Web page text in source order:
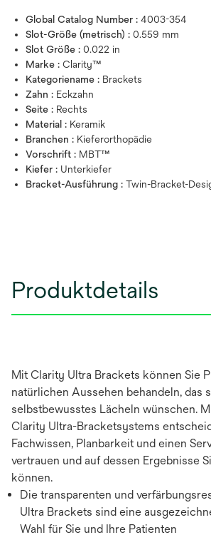
Global Catalog Number : 4003-354
Slot-Größe (metrisch) : 0.559 mm
Slot Größe : 0.022 in
Marke : Clarity™
Kategoriename : Brackets
Zahn : Eckzahn
Seite : Rechts
Material : Keramik
Branchen : Kieferorthopädie
Vorschrift : MBT™
Kiefer : Unterkiefer
Bracket-Ausführung : Twin-Bracket-
Produktdetails
Mit Clarity Ultra Brackets können Sie
natürlichen Aussehen behandeln, das
selbstbewusstes Lächeln wünschen.
Clarity Ultra-Bracketsystems
Fachwissen, Planbarkeit und einen
vertrauen und auf dessen Ergebnisse
können.
Die transparenten und
Ultra Brackets sind eine
Wahl für Sie und Ihre Patienten